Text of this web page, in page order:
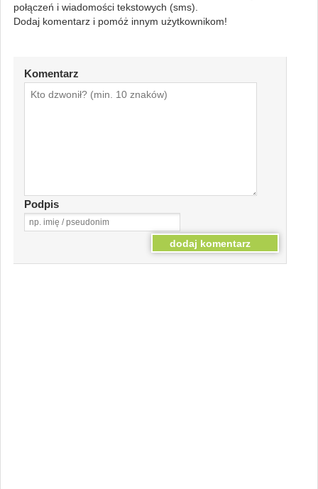
połączeń i wiadomości tekstowych (sms).
Dodaj komentarz i pomóż innym użytkownikom!
Komentarz
Podpis